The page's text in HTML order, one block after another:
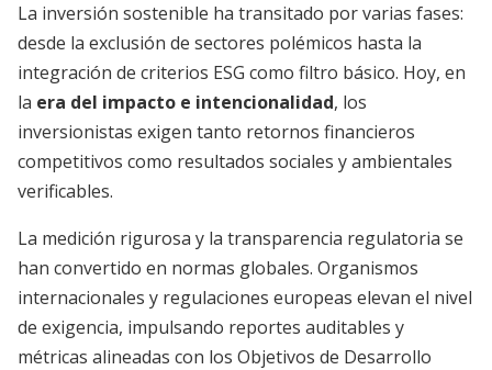
La inversión sostenible ha transitado por varias fases:
desde la exclusión de sectores polémicos hasta la
integración de criterios ESG como filtro básico. Hoy, en
la era del impacto e intencionalidad, los
inversionistas exigen tanto retornos financieros
competitivos como resultados sociales y ambientales
verificables.
La medición rigurosa y la transparencia regulatoria se
han convertido en normas globales. Organismos
internacionales y regulaciones europeas elevan el nivel
de exigencia, impulsando reportes auditables y
métricas alineadas con los Objetivos de Desarrollo